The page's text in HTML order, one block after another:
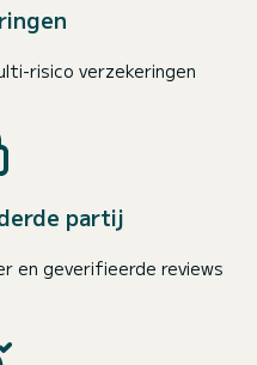
risico verzekeringen
partij
en geverifieerde reviews